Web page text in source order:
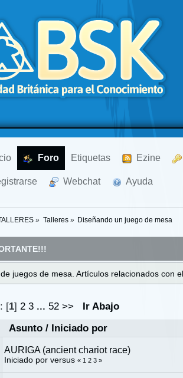
Foro Etiquetas Ezine
Webchat Ayuda
TALLERES» Talleres» Diseñando un juego de mesa
juegos de mesa. Artículos relacionados con
[1] 2 3 ... 52 >>
Ir Abajo
Asunto/ Iniciado por
AURIGA (ancient chariot race)
Iniciado por versus « 1 2 3 »